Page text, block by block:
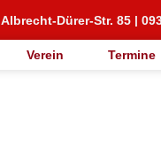
Albrecht-Dürer-Str. 85 |
Verein Termine